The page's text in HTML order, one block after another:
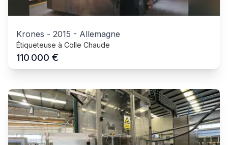
Krones - 2015 - Allemagne
Étiqueteuse à Colle Chaude
110 000 €